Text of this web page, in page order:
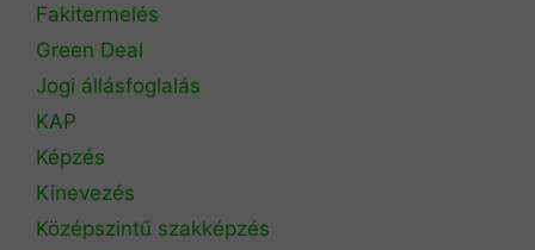
Fakitermelés
Green Deal
Jogi állásfoglalás
KAP
Képzés
Kinevezés
Középszintű szakképzés